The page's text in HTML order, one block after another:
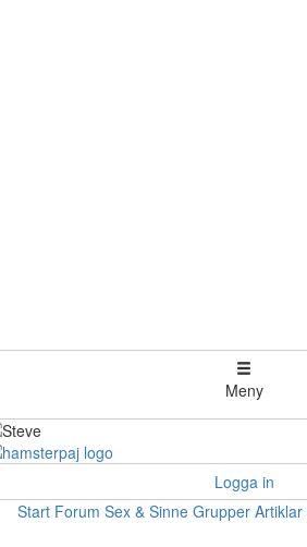
Meny
Logga in
Start Forum Sex & Sinne Grupper Artiklar